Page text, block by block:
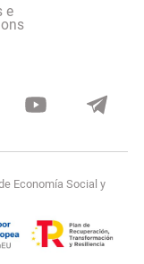
e
Economía Social y